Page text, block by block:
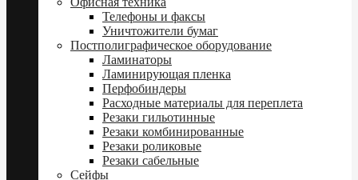
Телефоны и факсы
Уничтожители бумаг
Постполиграфическое оборудование
Ламинаторы
Ламинирующая пленка
Перфобиндеры
Расходные материалы для переплета
Резаки гильотинные
Резаки комбинированные
Резаки роликовые
Резаки сабельные
Сейфы